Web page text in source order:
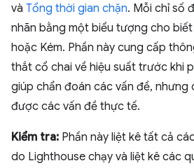
và Tổng thời gian chặn. Mỗi chỉ số
nhãn bằng một biểu tượng cho
hoặc Kém. Phần này cung cấp
thắt cổ chai về hiệu suất trước khi
giúp chẩn đoán các vấn đề, nhưng
được các vấn đề thực tế.
Kiểm tra: Phần này liệt kê tất cả
do Lighthouse chạy và liệt kê các